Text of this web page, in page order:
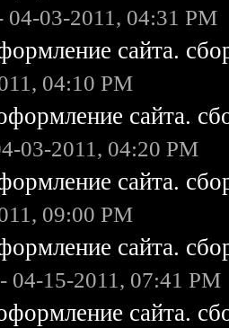
04-03-2011, 04:31 PM
сайта.
04:10 PM
сайта.
03-2011, 04:20 PM
сайта.
09:00 PM
сайта.
- 04-15-2011, 07:41 PM
сайта.